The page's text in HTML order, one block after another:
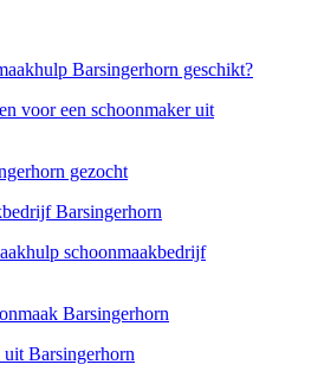
Barsingerhorn geschikt?
voor een schoonmaker uit
gezocht
Barsingerhorn
schoonmaakbedrijf
Barsingerhorn
uit Barsingerhorn